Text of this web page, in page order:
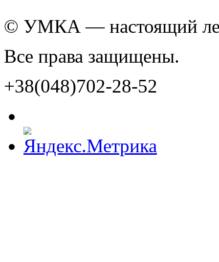
© УМКА — настоящий
Все права защищены.
+38(048)702-28-52